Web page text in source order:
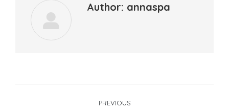
Author: annaspa
PREVIOUS